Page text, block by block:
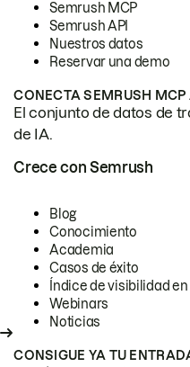
Semrush MCP
Semrush API
Nuestros datos
Reservar una demo
CONECTA SEMRUSH MCP
El conjunto de datos de
de IA.
Crece con Semrush
Blog
Conocimiento
Academia
Casos de éxito
Índice de visibilidad en
Webinars
Noticias
CONSIGUE YA TU